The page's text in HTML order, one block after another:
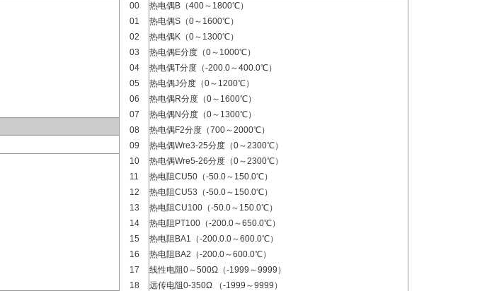
00
01
02
03
04
05
06
07
08
09
10
11
12
13
14
15
16
17
18
热电偶B（400～1800℃）
热电偶S（0～1600℃）
热电偶K（0～1300℃）
热电偶E分度（0～1000℃）
热电偶T分度（-200.0～400.0℃）
热电偶J分度（0～1200℃）
热电偶R分度（0～1600℃）
热电偶N分度（0～1300℃）
热电偶F2分度（700～2000℃）
热电偶Wre3-25分度（0～2300℃）
热电偶Wre5-26分度（0～2300℃）
热电阻CU50（-50.0～150.0℃）
热电阻CU53（-50.0～150.0℃）
热电阻CU100（-50.0～150.0℃）
热电阻PT100（-200.0～650.0℃）
热电阻BA1（-200.0.0～600.0℃）
热电阻BA2（-200.0～600.0℃）
线性电阻0～500Ω（-1999～9999）
远传电阻0-350Ω （-1999～9999）